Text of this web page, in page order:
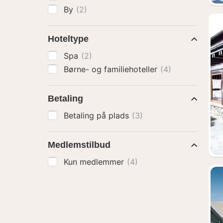
By (2)
Hoteltype
Spa (2)
Børne- og familiehoteller (4)
Betaling
Betaling på plads (3)
Medlemstilbud
Kun medlemmer (4)